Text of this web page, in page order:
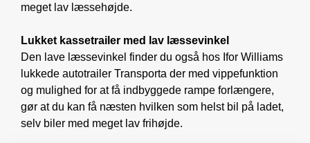
meget lav læssehøjde.
Lukket kassetrailer med lav læssevinkel
Den lave læssevinkel finder du også hos Ifor Williams
lukkede autotrailer Transporta der med vippefunktion
og mulighed for at få indbyggede rampe forlængere,
gør at du kan få næsten hvilken som helst bil på ladet,
selv biler med meget lav frihøjde.